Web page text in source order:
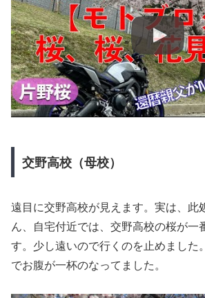
交野高校（母校）
遠目に交野高校が見えます。実は、此
ん、自宅付近では、交野高校の桜が一
す。少し遠いので行くのを止めました
でお腹が一杯のなってました。